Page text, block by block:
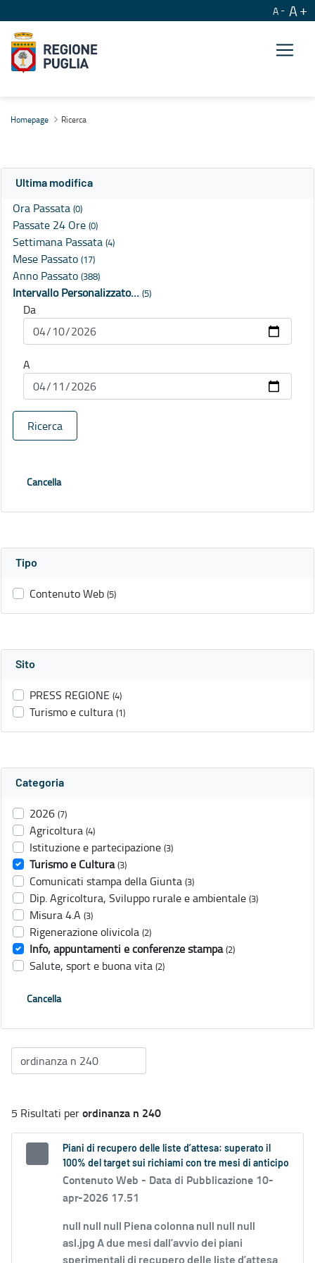
A A
Homepage Ricerca
Ultima modifica
Ora Passata (0)
Passate 24 Ore (0)
Settimana Passata (4)
Mese Passato (17)
Anno Passato (388)
Intervallo Personalizzato… (5)
Da
A
Ricerca
Cancella
Tipo
Contenuto Web (5)
Sito
PRESS REGIONE (4)
Turismo e cultura (1)
Categoria
2026 (7)
Agricoltura (4)
Istituzione e partecipazione (3)
Turismo e Cultura (3)
Comunicati stampa della Giunta (3)
Dip. Agricoltura, Sviluppo rurale e ambientale (3)
Misura 4.A (3)
Rigenerazione olivicola (2)
Info, appuntamenti e conferenze stampa (2)
Salute, sport e buona vita (2)
Cancella
5 Risultati perordinanza n 240
Piani di recupero delle liste d’attesa: superato il
100% del target sui richiami con tre mesi di anticipo
Contenuto Web - Data di Pubblicazione 10-
apr-2026 17.51
null null null Piena colonna null null null
asl.jpg A due mesi dall’avvio dei piani
sperimentali di recupero delle liste d’attesa